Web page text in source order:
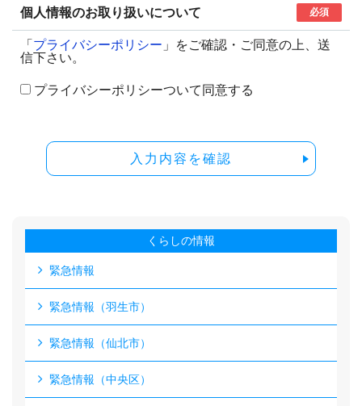
個人情報のお取り扱いについて 必須
「 プライバシーポリシー 」をご確認・ご同意の上、送
信下さい。
プライバシーポリシーついて同意する
入力内容を確認
くらしの情報
緊急情報
緊急情報（羽生市）
緊急情報（仙北市）
緊急情報（中央区）